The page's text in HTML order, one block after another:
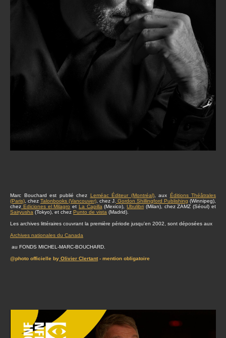
Marc Bouchard est publié chez Leméac Éditeur (Montréal), aux Éditions Théâtrales
(Paris) , chez Talonbooks (Vancouver) , chez J. Gordon Shillingford Publishing (Winnipeg),
chez Ediciones el Milagro et La Capilla (Mexico),Ubulibri (Milan), chez ZAMZ (Séoul) et
Sairyusha (Tokyo), et chez Punto de vista (Madrid).
Les archives littéraires couvrant la première période jusqu'en 2002, sont déposées aux
Archives nationales du Canada
au FONDS MICHEL-MARC-BOUCHARD.
@photo officielle by Olivier Clertant- mention obligatoire